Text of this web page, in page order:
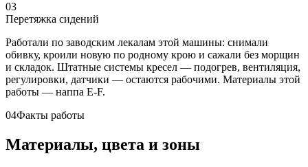
03
Перетяжка сидений
Работали по заводским лекалам этой машины: снимали
обивку, кроили новую по родному крою и сажали без морщин
и складок. Штатные системы кресел — подогрев, вентиляция,
регулировки, датчики — остаются рабочими. Материалы этой
работы — наппа E-F.
04Факты работы
Материалы, цвета и зоны